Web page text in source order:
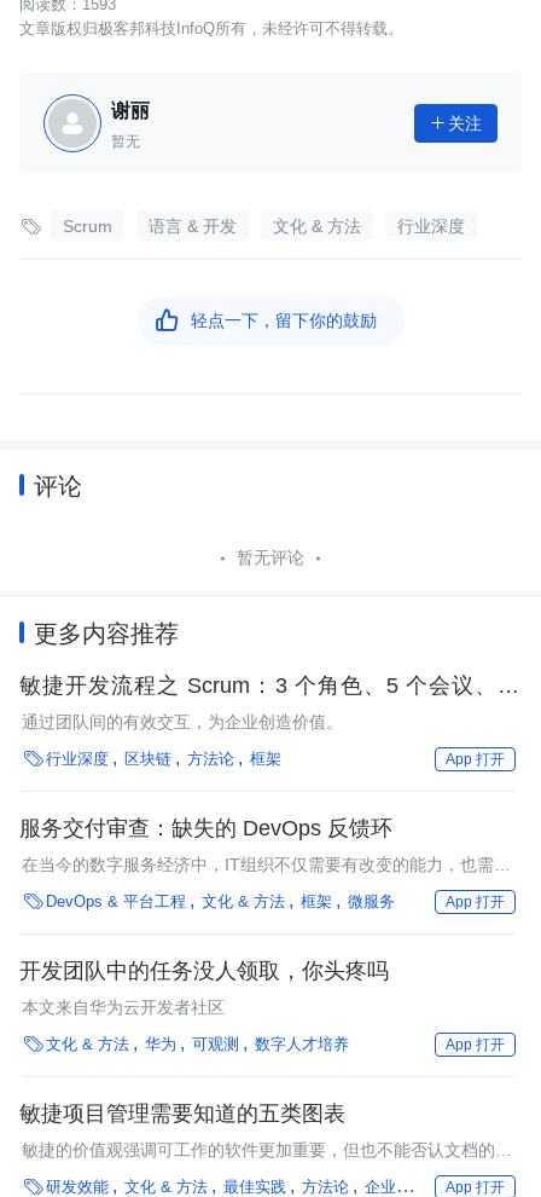
1593
文章版权归极客邦科技InfoQ所有，未经许可不得转载。
谢丽
暂无
 关注
 Scrum 语言 & 开发 文化 & 方法 行业深度
 轻点一下，留下你的鼓励
评论
暂无评论
更多内容推荐
敏捷开发流程之 Scrum：3 个角色、5 个会议、12
原则
通过团队间的有效交互，为企业创造价值。
行业深度 区块链 方法论 框架 App 打开
服务交付审查：缺失的 DevOps 反馈环
在当今的数字服务经济中，IT组织不仅需要有改变的能力，也需要
按正确的方向改变。这意味着，他们需要能够感知反馈，并做出响
应，以便持续地识别和衡量自己对目标适用性的理解与客户看法的
 DevOps & 平台工程 文化 & 方法 框架 微服务 App 打开
开发团队中的任务没人领取，你头疼吗
本文来自华为云开发者社区
文化 & 方法 华为 可观测 数字人才培养 App 打开
敏捷项目管理需要知道的五类图表
敏捷的价值观强调可工作的软件更加重要，但也不能否认文档的价
值。
研发效能 文化 & 方法 最佳实践 方法论 企业动态 行业深度
App 打开